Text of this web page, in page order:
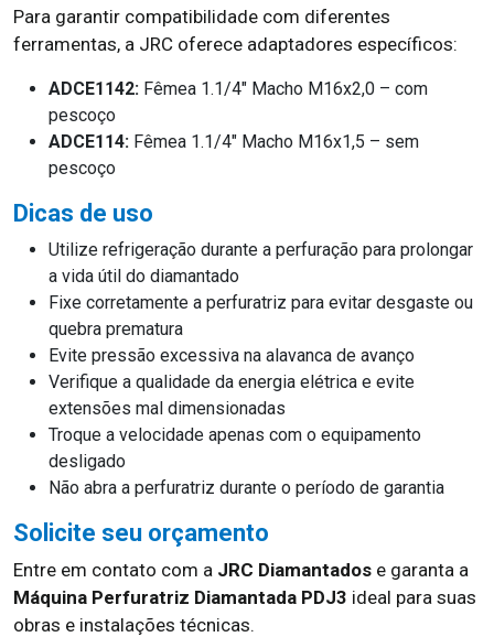
Para garantir compatibilidade com diferentes
ferramentas, a JRC oferece adaptadores específicos:
ADCE1142: Fêmea 1.1/4″ Macho M16x2,0 – com
pescoço
ADCE114: Fêmea 1.1/4″ Macho M16x1,5 – sem
pescoço
Dicas de uso
Utilize refrigeração durante a perfuração para prolongar
a vida útil do diamantado
Fixe corretamente a perfuratriz para evitar desgaste ou
quebra prematura
Evite pressão excessiva na alavanca de avanço
Verifique a qualidade da energia elétrica e evite
extensões mal dimensionadas
Troque a velocidade apenas com o equipamento
desligado
Não abra a perfuratriz durante o período de garantia
Solicite seu orçamento
Entre em contato com a JRC Diamantados e garanta a
Máquina Perfuratriz Diamantada PDJ3 ideal para suas
obras e instalações técnicas.